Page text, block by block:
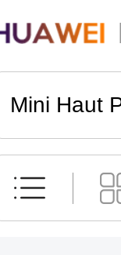
Mini Haut